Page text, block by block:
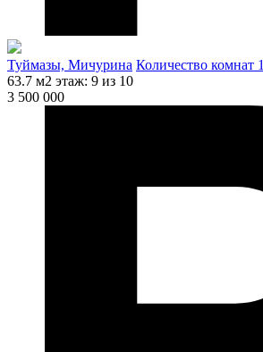
Туймазы, Мичурина Количество комнат 1
63.7 м2 этаж: 9 из 10
3 500 000